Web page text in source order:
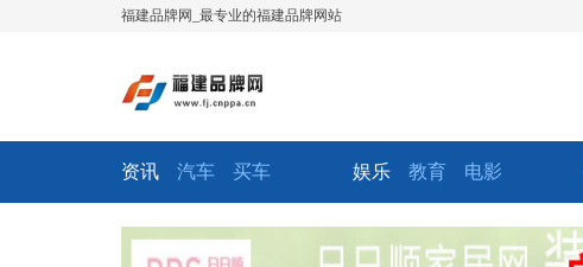
福建品牌网_最专业的福建品牌网站
资讯 汽车 买车 娱乐 教育 电影